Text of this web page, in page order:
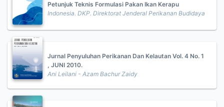
Petunjuk Teknis Formulasi Pakan Ikan Kerapu
Indonesia. DKP. Direktorat Jenderal Perikanan Budidaya
Jurnal Penyuluhan Perikanan Dan Kelautan Vol. 4 No. 1
, JUNI 2010.
Ani Leilani - Azam Bachur Zaidy